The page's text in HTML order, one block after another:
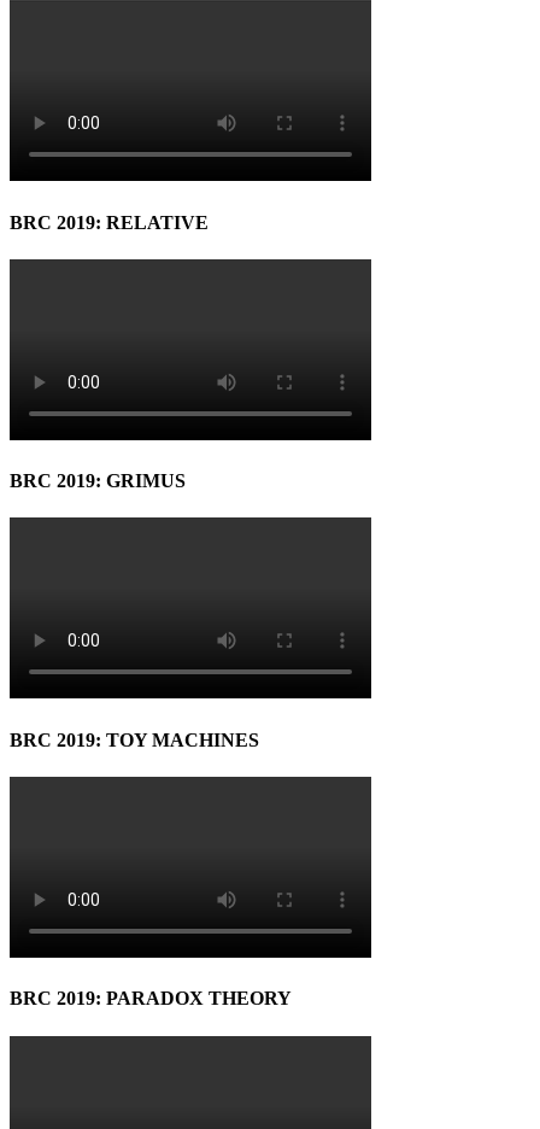
BRC 2019: RELATIVE
BRC 2019: GRIMUS
BRC 2019: TOY MACHINES
BRC 2019: PARADOX THEORY